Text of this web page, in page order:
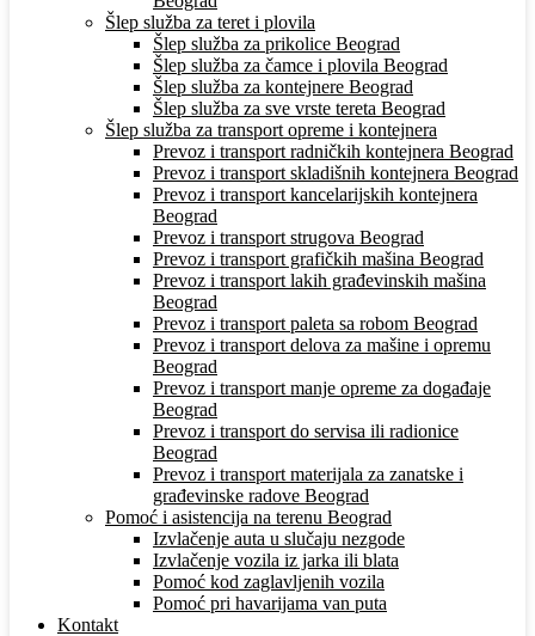
Šlep služba za teret i plovila
Šlep služba za prikolice Beograd
Šlep služba za čamce i plovila Beograd
Šlep služba za kontejnere Beograd
Šlep služba za sve vrste tereta Beograd
Šlep služba za transport opreme i kontejnera
Prevoz i transport radničkih kontejnera Beograd
Prevoz i transport skladišnih kontejnera Beograd
Prevoz i transport kancelarijskih kontejnera
Beograd
Prevoz i transport strugova Beograd
Prevoz i transport grafičkih mašina Beograd
Prevoz i transport lakih građevinskih mašina
Beograd
Prevoz i transport paleta sa robom Beograd
Prevoz i transport delova za mašine i opremu
Beograd
Prevoz i transport manje opreme za događaje
Beograd
Prevoz i transport do servisa ili radionice
Beograd
Prevoz i transport materijala za zanatske i
građevinske radove Beograd
Pomoć i asistencija na terenu Beograd
Izvlačenje auta u slučaju nezgode
Izvlačenje vozila iz jarka ili blata
Pomoć kod zaglavljenih vozila
Pomoć pri havarijama van puta
Kontakt